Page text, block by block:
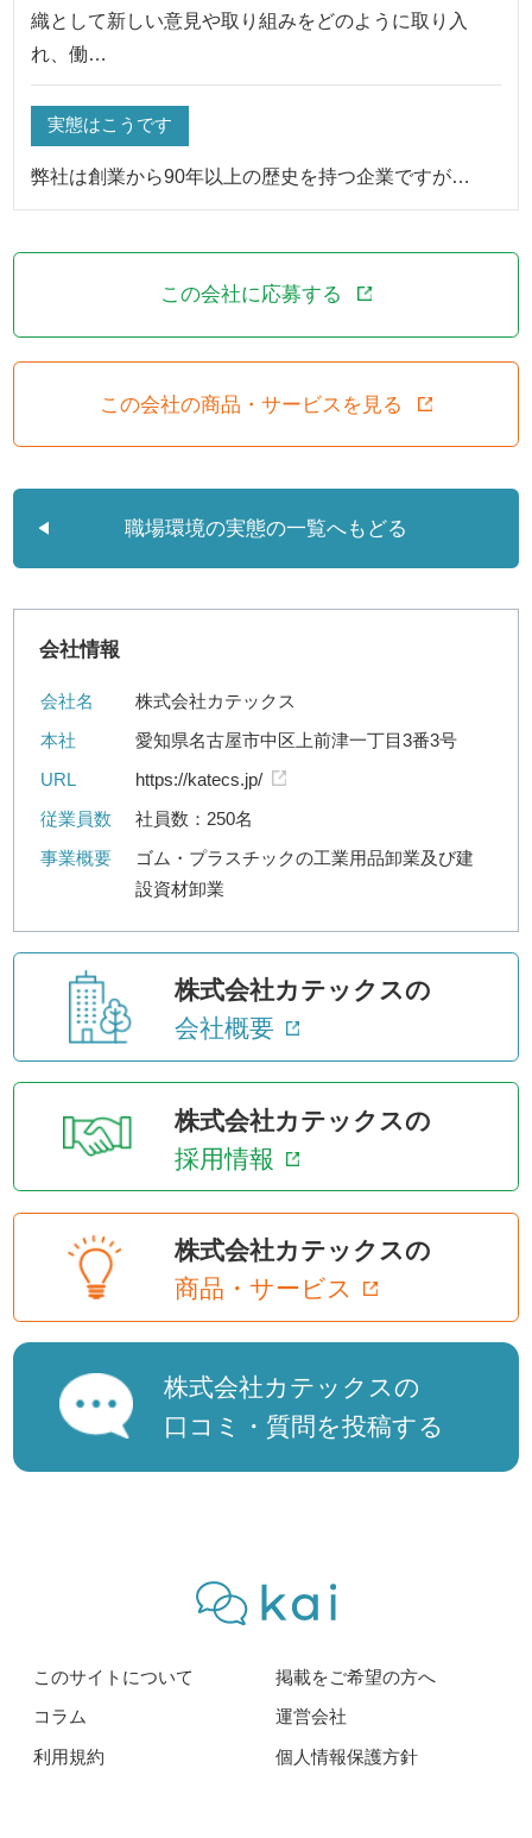
織として新しい意見や取り組みをどのように取り入
れ、働…
実態はこうです
弊社は創業から90年以上の歴史を持つ企業ですが…
この会社に応募する
この会社の商品・サービスを見る
職場環境の実態の一覧へもどる
会社情報
会社名
株式会社カテックス
本社
愛知県名古屋市中区上前津一丁目3番3号
URL
https://katecs.jp/
従業員数
社員数：250名
事業概要
ゴム・プラスチックの工業用品卸業及び建
設資材卸業
株式会社カテックスの
会社概要
株式会社カテックスの
採用情報
株式会社カテックスの
商品・サービス
株式会社カテックスの
口コミ・質問を投稿する
このサイトについて
掲載をご希望の方へ
コラム
運営会社
利用規約
個人情報保護方針